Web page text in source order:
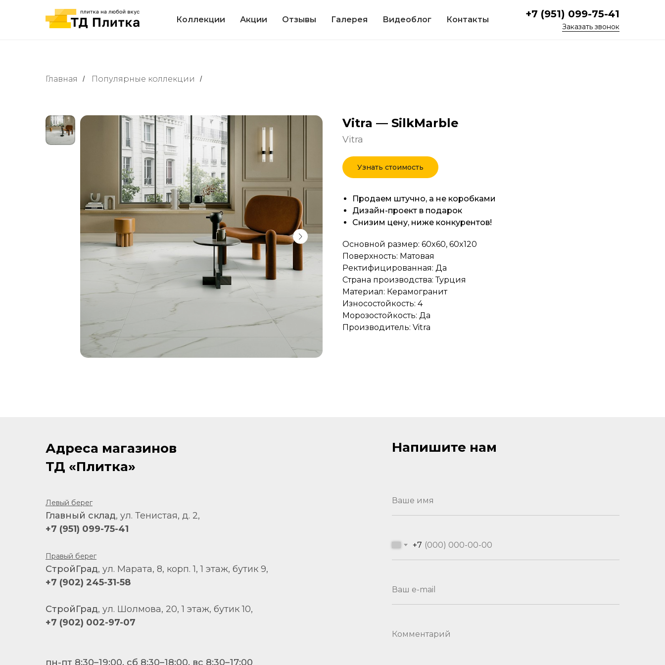
Коллекции Акции Отзывы Галерея Видеоблог Контакты +7 (951) 099-75-41
Заказать звонок
Главная / Популярные коллекции /
Vitra — SilkMarble
Vitra
Узнать стоимость
Продаем штучно, а не коробками
Дизайн-проект в подарок
Снизим цену, ниже конкурентов!
Основной размер: 60x60, 60x120
Поверхность: Матовая
Ректифицированная: Да
Страна производства: Турция
Материал: Керамогранит
Износостойкость: 4
Морозостойкость: Да
Производитель: Vitra
Адреса магазинов
ТД «Плитка»
Левый берег
Главный склад, ул. Тенистая, д. 2,
+7 (951) 099-75-41
Правый берег
СтройГрад, ул. Марата, 8, корп. 1, 1 этаж, бутик 9,
+7 (902) 245-31-58
СтройГрад, ул. Шолмова, 20, 1 этаж, бутик 10,
+7 (902) 002-97-07
пн-пт 8:30–19:00, сб 8:30–18:00, вс 8:30–17:00
Напишите нам
Ваше имя
+7
Ваш e-mail
Комментарий